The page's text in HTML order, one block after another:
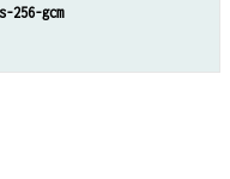
24
primary-dns 10.8.8.8/32
256-gcm